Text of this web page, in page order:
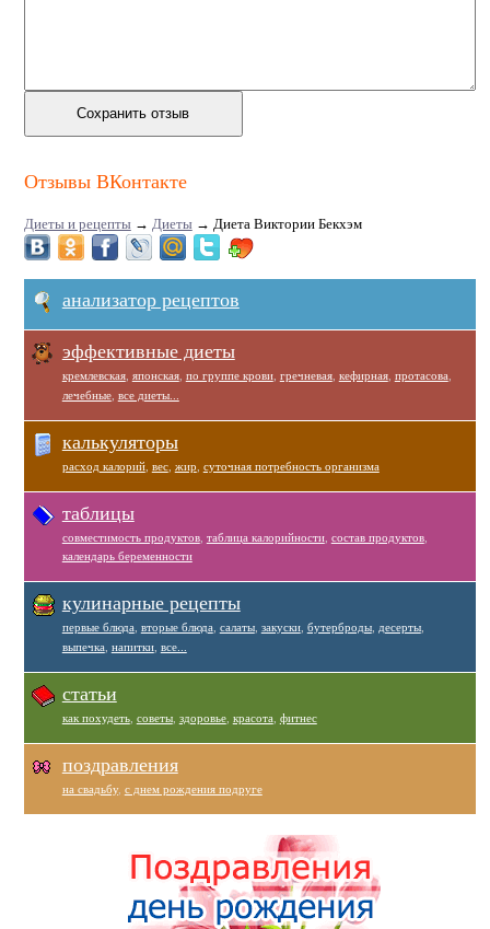
Отзывы ВКонтакте
Диеты и рецепты→ Диеты→ Диета Виктории Бекхэм
анализатор рецептов
эффективные диеты
кремлевская, японская, по группе крови, гречневая, кефирная, протасова
лечебные, все диеты...
калькуляторы
расход калорий, вес, жир суточная потребность организма
таблицы
совместимость продуктов, таблица калорийности, состав продуктов,
календарь беременности
кулинарные рецепты
первые блюда вторые блюда салаты, закуски, бутерброды, десерты,
выпечка напитки, все...
статьи
как похудеть, советы, здоровье, красота фитнес
поздравления
на свадьбу, с днем рождения подруге